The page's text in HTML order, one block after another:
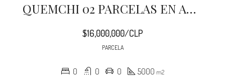
QUEMCHI 02 PARCELAS EN AUCHO
$16,000,000/CLP
PARCELA
0 0 0 5000 m2